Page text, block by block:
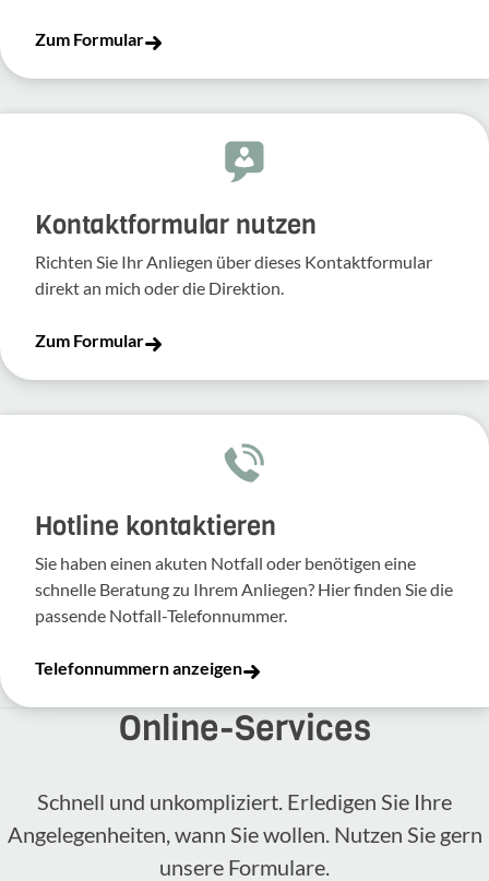
Zum Formular
Kontakt­for­mular nutzen
Richten Sie Ihr Anliegen über dieses Kontakt­for­mular
direkt an mich oder die Direk­tion.
Zum Formular
Hotline kontaktieren
Sie haben einen akuten Notfall oder benötigen eine
schnelle Beratung zu Ihrem Anliegen? Hier finden Sie die
passende Notfall-Telefonnummer.
Telefonnummern anzeigen
Online-​Services
Schnell und unkompliziert. Erledigen Sie Ihre
Angelegenheiten, wann Sie wollen. Nutzen Sie gern
unsere Formulare.